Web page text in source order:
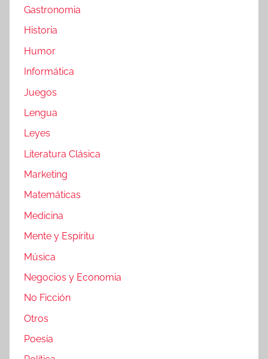
Gastronomia
Historia
Humor
Informática
Juegos
Lengua
Leyes
Literatura Clásica
Marketing
Matemáticas
Medicina
Mente y Espíritu
Música
Negocios y Economia
No Ficción
Otros
Poesía